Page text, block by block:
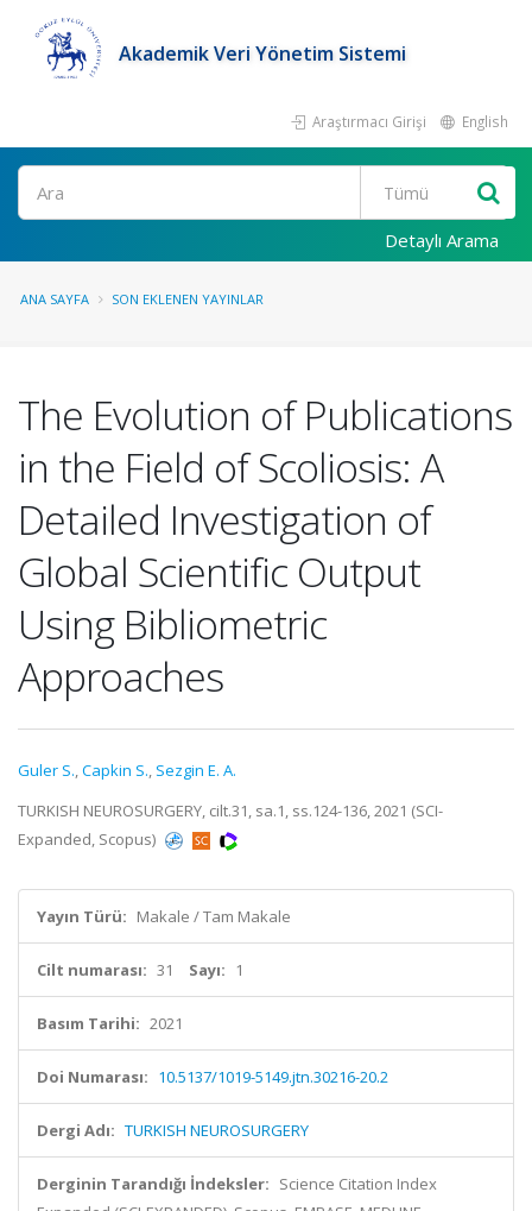
Akademik Veri Yönetim Sistemi
Araştırmacı Girişi English
Ara
Detaylı Arama
ANA SAYFA SON EKLENEN YAYINLAR
The Evolution of Publications
in the Field of Scoliosis: A
Detailed Investigation of
Global Scientific Output
Using Bibliometric
Approaches
Guler S.,Capkin S., Sezgin E. A.
TURKISH NEUROSURGERY, cilt.31, sa.1, ss.124-136, 2021 (SCI-
Expanded, Scopus)
Yayın Türü: Makale / Tam Makale
Cilt numarası: 31 Sayı: 1
Basım Tarihi: 2021
Doi Numarası: 10.5137/1019-5149.jtn.30216-20.2
Dergi Adı: TURKISH NEUROSURGERY
Derginin Tarandığı İndeksler: Science Citation Index